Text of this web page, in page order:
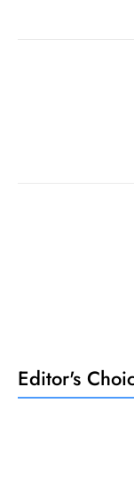
Editor's